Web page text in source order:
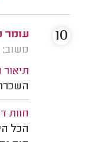
עומר
משוב: 12/01/2025
תיאור
חוות
הכל
10